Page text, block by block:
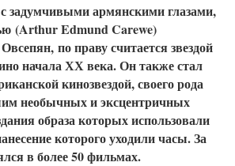
задумчивыми армянскими глазами,
(Arthur Edmund Carewe)
по праву считается звездой
начала ХХ века. Он также стал
кинозвездой, своего рода
необычных и эксцентричных
образа которых использовали
которого уходили часы. За
в более 50 фильмах.